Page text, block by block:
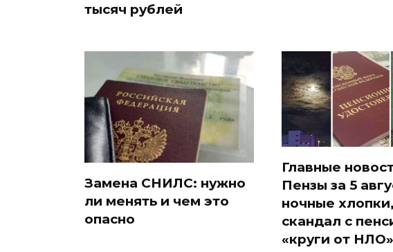
тысяч рублей
Замена СНИЛС: нужно
ли менять и чем это
опасно
Главные
Пензы за 5
ночные хлопки,
скандал с
«круги от НЛО»